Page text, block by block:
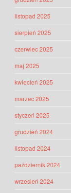
listopad 2025
sierpień 2025
czerwiec 2025
maj 2025
kwiecień 2025
marzec 2025
styczeń 2025
grudzień 2024
listopad 2024
październik 2024
wrzesień 2024